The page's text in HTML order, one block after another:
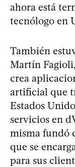
ahora está
tecnólogo en
También
Martín
crea
artificial que
Estados
servicios en
misma fundó
que se
para sus